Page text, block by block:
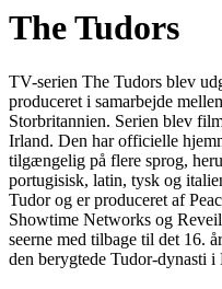
The Tudors
TV-serien The Tudors blev
produceret i samarbejde
Storbritannien. Serien blev
Irland. Den har officielle
tilgængelig på flere sprog,
portugisisk, latin, tysk og
Tudor og er produceret af
Showtime Networks og
seerne med tilbage til det 16.
den berygtede Tudor-dynasti i